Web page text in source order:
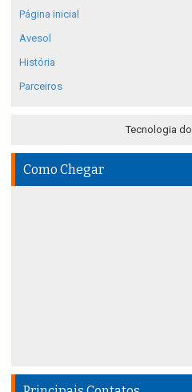
Página inicial
Avesol
História
Parceiros
Tecnologia do
Como Chegar